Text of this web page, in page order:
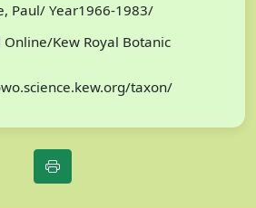
Paul/ Year1966-1983/
Online/Kew Royal Botanic
taxon/